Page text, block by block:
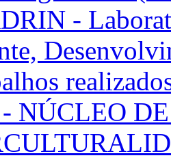
-
NÚCLEO